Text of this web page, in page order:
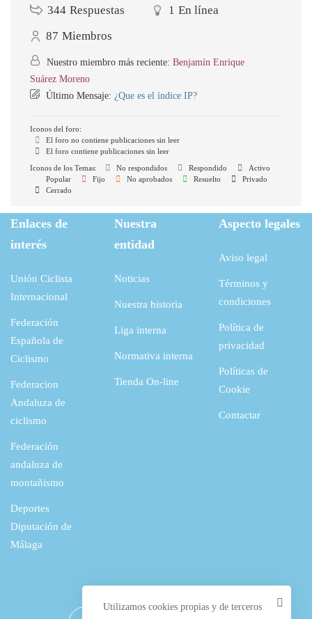
344 Respuestas 1 En línea
87 Miembros
Nuestro miembro más reciente: Benjamín Enrique
Suárez Moreno
Último Mensaje: ¿Que es el índice IP?
Iconos del foro:
El foro no contiene publicaciones sin leer
El foro contiene publicaciones sin leer
Iconos de los Temas:
No respondidos Respondido
Activo
Popular
Fijo No aprobados Resuelto
Privado
Cerrado
Enlaces de
interés
Unión Ciclista
Internacional
Federación
Española de
Ciclismo
Federacion
Andaluza de
ciclismo
Federación
andaluza de
montañismo
Deportes
Diputación de
Málaga
Nuestra
entidad
Noticias
Nuestra historia
Liga interna
Normativa interna
Tienda On-line
Aspecto legales
Aviso legal
Términos y
condiciones
Política de
privacidad
Políticas de
Cookie
Contactar
Utilizamos cookies propias y de terceros